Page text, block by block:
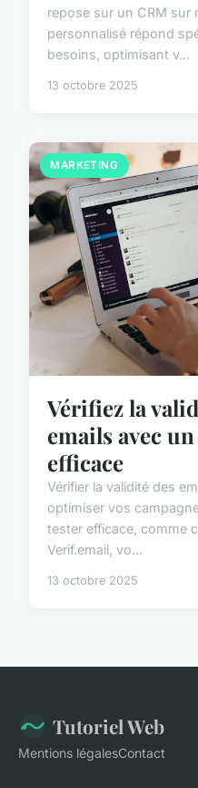
repose sur un CRM sur
personnalisé répond
besoins, optimisant v...
13 octobre 2025
MARKETING
Vérifiez la
emails avec
efficace
Vérifier la validité des
optimiser vos
tester efficace, comme
Verif.email, vo...
13 octobre 2025
Tutoriel Web
Mentions légalesContact